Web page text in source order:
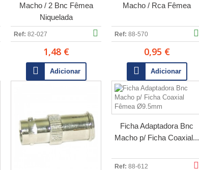
Macho / 2 Bnc Fêmea
Niquelada
Ref: 82-027
1,48 €
Adicionar
Macho / Rca Fêmea
Ref: 88-570
0,95 €
Adicionar
Ficha Adaptadora Bnc
Macho p/ Ficha Coaxial...
Ref: 88-612